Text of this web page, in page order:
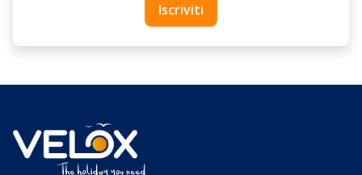
Iscriviti